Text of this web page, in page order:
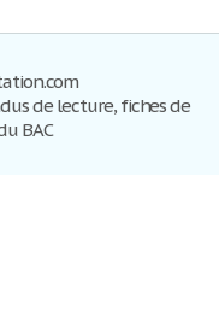
de lecture, fiches de
BAC